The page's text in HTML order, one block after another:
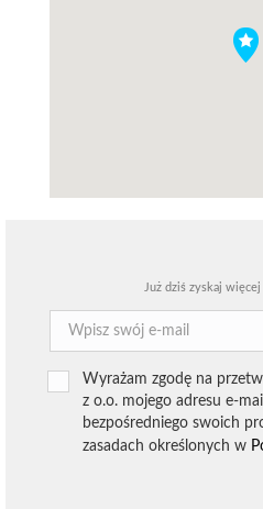
Już dziś zyskaj
Wyrażam zgodę na
z o.o. mojego adresu e-
bezpośredniego swoich
zasadach określonych w